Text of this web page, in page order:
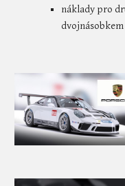
náklady pro
dvojnásobkem